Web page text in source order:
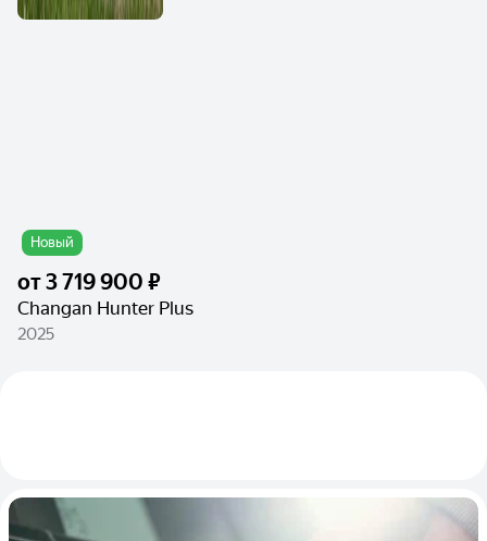
Новый
от3 719 900 ₽
Changan Hunter Plus
2025